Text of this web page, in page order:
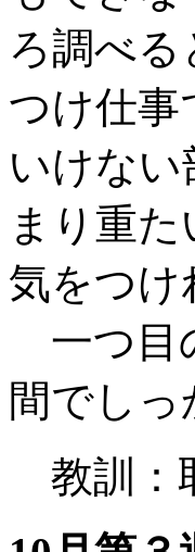
ろ調べ
つけ仕事
いけな
まり重
気をつけ
一つ目
間でし
教訓：